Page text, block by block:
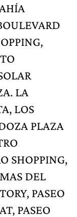
LA
LOS
PLAZA
SHOPPING,
DEL
PASEO
PASEO